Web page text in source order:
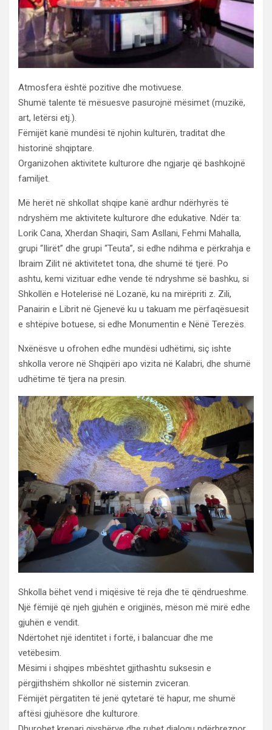
Atmosfera është pozitive dhe motivuese.
Shumë talente të mësuesve pasurojnë mësimet (muzikë,
art, letërsi etj.).
Fëmijët kanë mundësi të njohin kulturën, traditat dhe
historinë shqiptare.
Organizohen aktivitete kulturore dhe ngjarje që bashkojnë
familjet.
Më herët në shkollat shqipe kanë ardhur ndërhyrës të
ndryshëm me aktivitete kulturore dhe edukative. Ndër ta:
Lorik Cana, Xherdan Shaqiri, Sam Asllani, Fehmi Mahalla,
grupi “Ilirët” dhe grupi “Teuta”, si edhe ndihma e përkrahja e
Ibraim Zilit në aktivitetet tona, dhe shumë të tjerë. Po
ashtu, kemi vizituar edhe vende të ndryshme së bashku, si
Shkollën e Hotelerisë në Lozanë, ku na mirëpriti z. Zili,
Panairin e Librit në Gjenevë ku u takuam me përfaqësuesit
e shtëpive botuese, si edhe Monumentin e Nënë Terezës.
Nxënësve u ofrohen edhe mundësi udhëtimi, siç ishte
shkolla verore në Shqipëri apo vizita në Kalabri, dhe shumë
udhëtime të tjera na presin.
Shkolla bëhet vend i miqësive të reja dhe të qëndrueshme.
Një fëmijë që njeh gjuhën e origjinës, mëson më mirë edhe
gjuhën e vendit.
Ndërtohet një identitet i fortë, i balancuar dhe me
vetëbesim.
Mësimi i shqipes mbështet gjithashtu suksesin e
përgjithshëm shkollor në sistemin zviceran.
Fëmijët përgatiten të jenë qytetarë të hapur, me shumë
aftësi gjuhësore dhe kulturore.